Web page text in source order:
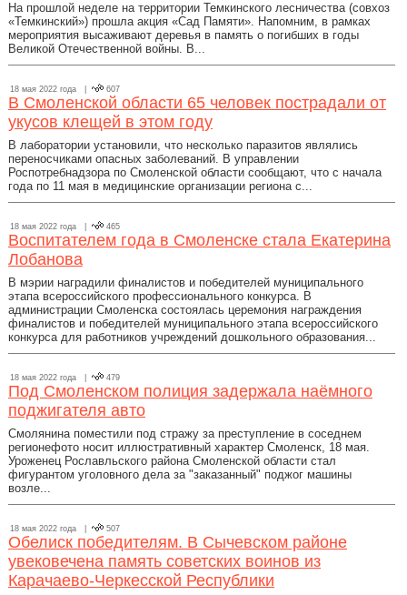
На прошлой неделе на территории Темкинского лесничества (совхоз
«Темкинский») прошла акция «Сад Памяти». Напомним, в рамках
мероприятия высаживают деревья в память о погибших в годы
Великой Отечественной войны. В...
18 мая 2022 года | 607
В Смоленской области 65 человек пострадали от
укусов клещей в этом году
В лаборатории установили, что несколько паразитов являлись
переносчиками опасных заболеваний. В управлении
Роспотребнадзора по Смоленской области сообщают, что с начала
года по 11 мая в медицинские организации региона с...
18 мая 2022 года | 465
Воспитателем года в Смоленске стала Екатерина
Лобанова
В мэрии наградили финалистов и победителей муниципального
этапа всероссийского профессионального конкурса. В
администрации Смоленска состоялась церемония награждения
финалистов и победителей муниципального этапа всероссийского
конкурса для работников учреждений дошкольного образования...
18 мая 2022 года | 479
Под Смоленском полиция задержала наёмного
поджигателя авто
Смолянина поместили под стражу за преступление в соседнем
регионефото носит иллюстративный характер Смоленск, 18 мая.
Уроженец Рославльского района Смоленской области стал
фигурантом уголовного дела за "заказанный" поджог машины
возле...
18 мая 2022 года | 507
Обелиск победителям. В Сычевском районе
увековечена память советских воинов из
Карачаево-Черкесской Республики